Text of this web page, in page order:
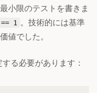
小限のテストを書きま
1
。技術的には基準
値でした。
る必要があります：